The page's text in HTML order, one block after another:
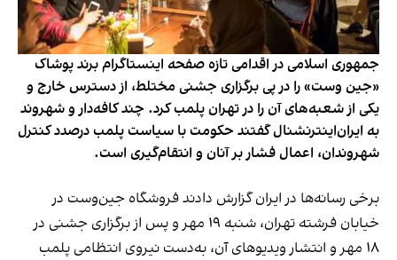
جمهوری اسلامی در اقدامی تازه صفحه اینستاگرام برند پوشاک
«جین وست» را در پی برگزاری جشنی مختلط، از دسترس خارج و
یکی از شعبه‌های آن را در تهران پلمب کرد. چند کافه‌‌دار و شهروند
به ایران‌اینترنشنال گفتند حکومت با سیاست پلمب درصدد کنترل
شهروندان، اعمال فشار بر آنان و انتقام‌گیری است.
برخی رسانه‌ها در ایران گزارش دادند فروشگاه جین‌وست در
خیابان فرشته تهران، شنبه ۱۹ مهر و پس از برگزاری جشنی در
۱۸ مهر و انتشار ویدیوهای آن، به‌دست نیروی انتظامی پلمب